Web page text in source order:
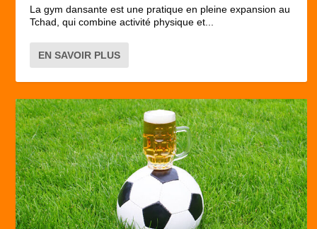
La gym dansante est une pratique en pleine expansion au
Tchad, qui combine activité physique et...
EN SAVOIR PLUS